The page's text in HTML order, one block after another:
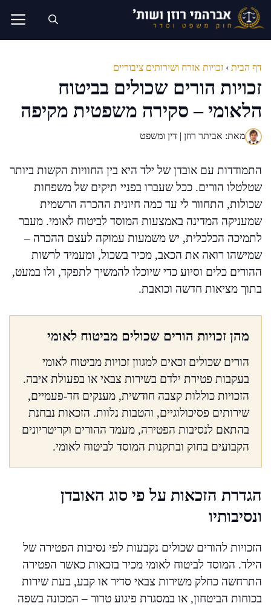
לדלג
לתוכן
דף הבית › זכויות אזרח ושירותים ציבוריים
זכויות הורים שכולים בביטוח
הלאומי – סקירה משפטית מקיפה
מאת: אביתר רוזן | דין ומשפט
התמודדות עם אובדן של ילד היא בין החוויות הקשות ביותר
שטלטלו הורים. ככל שעברו בפניי תיקים של משפחות
שכולות, התחוור לי עד כמה חיונית ההכרה הרשמית
שמעניקה המדינה באמצעות המוסד לביטוח לאומי. מעבר
לתמיכה הכלכלית, יש משמעות עמוקה לעצם ההכרה –
שמישהו רואה את הכאב, מכיר בשכול, ומעמיד לרשות
ההורים כלים וסיוע כדי שיוכלו להמשיך לתפקד, ולו במעט,
בתוך מציאות חדשה וכואבת.
מהן זכויות הורים שכולים מביטוח לאומי
הורים שכולים זכאים למגוון זכויות מביטוח לאומי
בעקבות פטירת ילדם בשירות צבאי או בפעולת איבה.
הזכויות כוללות קצבה חודשית, מענקים חד-פעמיים,
שירותים פסיכולוגיים, והטבות נלוות. הזכאות נבחנת
בהתאם לנסיבות הפטירה, מעמד ההורים וקריטריונים
הקבועים בחוק ובתקנות המוסד לביטוח לאומי.
הגדרת הזכאות על פי סוג האובדן
ונסיבותיו
הזכויות להורים שכולים נקבעות לפי נסיבות הפטירה של
הילד. המוסד לביטוח לאומי מכיר בזכאות כאשר הפטירה
התרחשה כחלק משירות צבאי סדיר או קבע, בעת שירות
בכוחות הביטחון, או במסגרת פיגוע טרור – המכונה בשפה